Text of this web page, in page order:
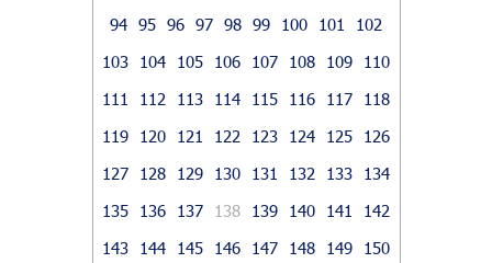
94 95 96 97 98 99 100 101
102
103
104 105 106 107 108 109
110
111
112 113 114 115 116 117
118
119
120 121 122 123 124 125
126
127
128 129 130 131 132 133
134
135
136 137 138 139 140 141
142
143
144 145 146 147 148 149
150